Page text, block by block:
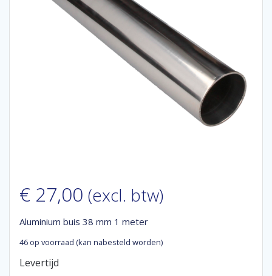
€ 27,00 (excl. btw)
Aluminium buis 38 mm 1 meter
46 op voorraad (kan nabesteld worden)
Levertijd